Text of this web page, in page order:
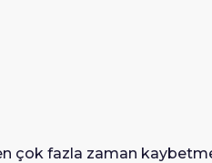
çok fazla zaman